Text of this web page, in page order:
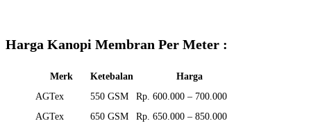
Harga Kanopi Membran Per Meter :
Merk Ketebalan
Harga
AGTex
550 GSM
Rp. 600.000 – 700.000
AGTex
650 GSM
Rp. 650.000 – 850.000